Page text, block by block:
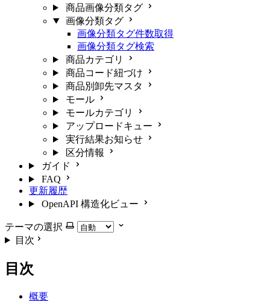
商品画像分類タグ
画像分類タグ
画像分類タグ件数取得
画像分類タグ検索
商品カテゴリ
商品コード紐づけ
商品別卸先マスタ
モール
モールカテゴリ
アップロードキュー
実行結果お知らせ
区分情報
ガイド
FAQ
更新履歴
OpenAPI 構造化ビュー
テーマの選択
目次
目次
概要